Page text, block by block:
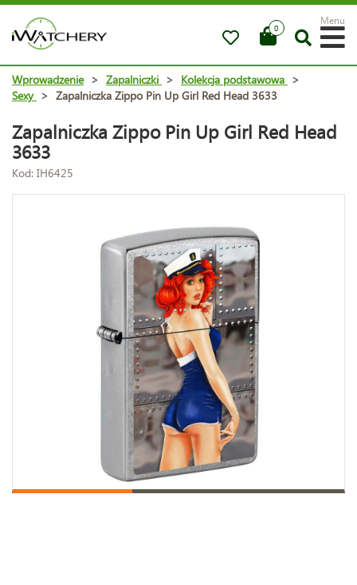
0
Menu
Wprowadzenie > Zapalniczki > Kolekcja podstawowa >
Sexy > Zapalniczka Zippo Pin Up Girl Red Head 3633
Zapalniczka Zippo Pin Up Girl Red Head
3633
Kod: IH6425